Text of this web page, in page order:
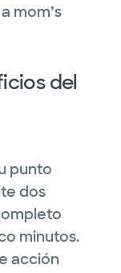
mom’s
del
punto
dos
minutos.
acción